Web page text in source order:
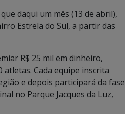
daqui um mês (13 de abril),
Estrela do Sul, a partir das
R$ 25 mil em dinheiro,
atletas. Cada equipe inscrita
e depois participará da fase
no Parque Jacques da Luz,